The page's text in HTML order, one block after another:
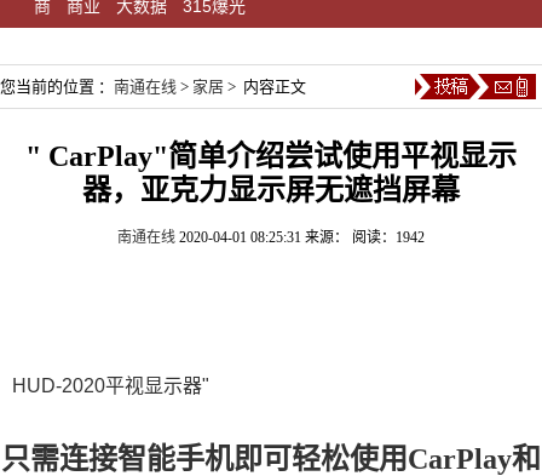
商
商业 大数据 315爆光
您当前的位置 ： 南通在线 > 家居 > 内容正文
" CarPlay"简单介绍尝试使用平视显示
器，亚克力显示屏无遮挡屏幕
南通在线 2020-04-01 08:25:31 来源： 阅读：1942
HUD-2020平视显示器"
只需连接智能手机即可轻松使用CarPlay和